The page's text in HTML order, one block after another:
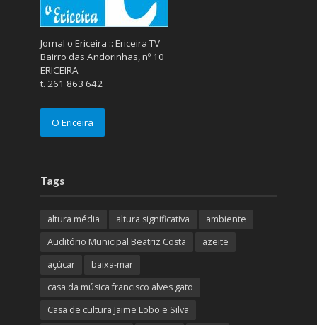
Jornal o Ericeira :: Ericeira TV
Bairro das Andorinhas, nº 10
ERICEIRA
t. 261 863 642
O Ericeira
Tags
altura média altura significativa
ambiente
Auditório Municipal Beatriz Costa
azeite
açúcar
baixa-mar
casa da música francisco alves gato
Casa de cultura Jaime Lobo e Silva